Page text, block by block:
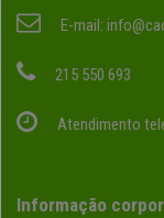
E-mail:
215 550 693
Atendimento
Informação